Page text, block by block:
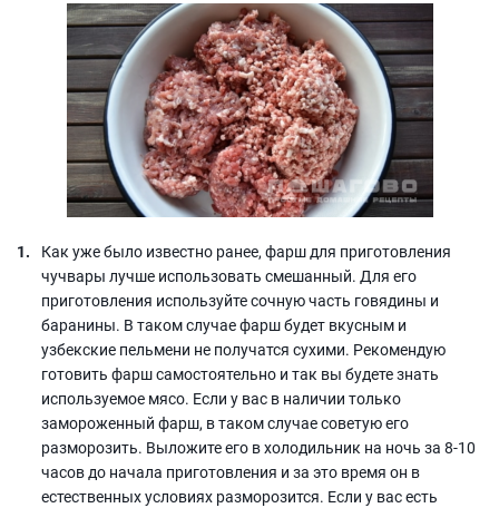
Как уже было известно ранее, фарш для приготовления
чучвары лучше использовать смешанный. Для его
приготовления используйте сочную часть говядины и
баранины. В таком случае фарш будет вкусным и
узбекские пельмени не получатся сухими. Рекомендую
готовить фарш самостоятельно и так вы будете знать
используемое мясо. Если у вас в наличии только
замороженный фарш, в таком случае советую его
разморозить. Выложите его в холодильник на ночь за 8-10
часов до начала приготовления и за это время он в
естественных условиях разморозится. Если у вас есть